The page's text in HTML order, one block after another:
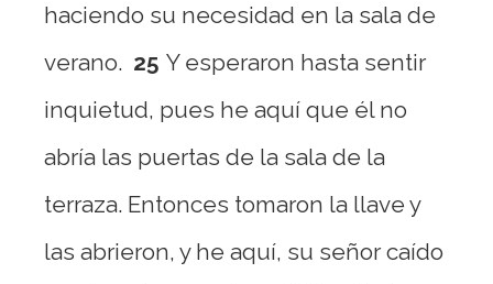
haciendo su necesidad en la sala de
verano. 25 Y esperaron hasta sentir
inquietud, pues he aquí que él no
abría las puertas de la sala de la
terraza. Entonces tomaron la llave y
las abrieron, y he aquí, su señor caído